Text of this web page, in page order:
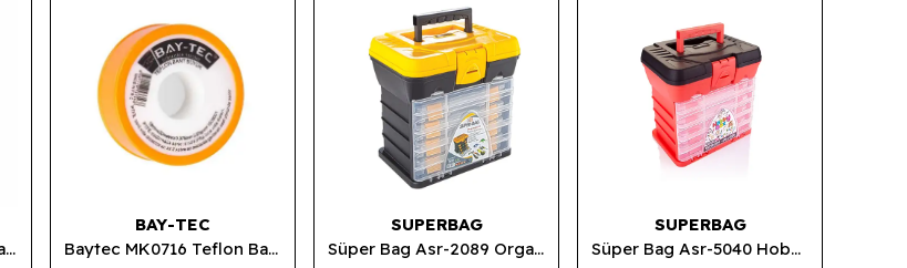
Baytec MK0813 Silikon Bandı Çift Taraflı 24mmX2mt 3520
BAY-TEC
Baytec MK0716 Teflon Bant 19mmX30mt 3568
SUPERBAG
Süper Bag Asr-2089 Organizerli Takım Çanta 0736
SUPERBAG
Süper Bag Asr-5040 Hobby Organizerli Çanta 1757